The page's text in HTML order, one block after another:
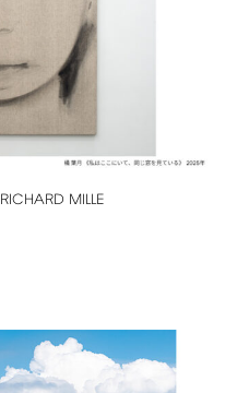
RICHARD MILLE